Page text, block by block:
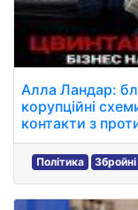
Алла Ландар:
корупційні
контакти з
Політика